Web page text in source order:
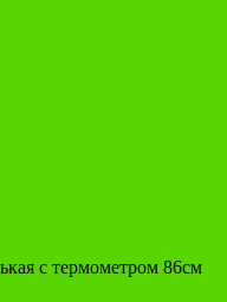
с термометром 86см